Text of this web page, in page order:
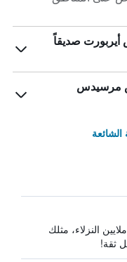
صديقاً
مرسيدس
النزلاء، مثلك
ثقة!